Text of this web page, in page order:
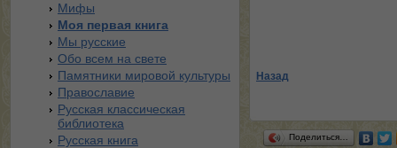
Мифы
Моя первая книга
Мы русские
Обо всем на свете
Памятники мировой культуры
Православие
Русская классическая
библиотека
Русская книга
Назад
Поделиться…